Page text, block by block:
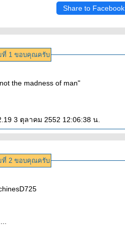
Share to Facebook
ที่ 1 ขอบคุณครับ
the madness of man"
3 ตุลาคม 2552 12:06:38 น.
ที่ 2 ขอบคุณครับ